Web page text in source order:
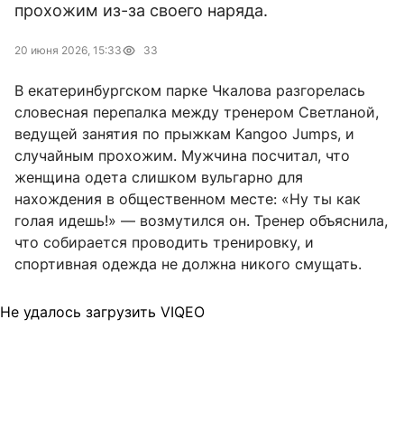
прохожим из-за своего наряда.
20 июня 2026, 15:33 33
В екатеринбургском парке Чкалова разгорелась
словесная перепалка между тренером Светланой,
ведущей занятия по прыжкам Kangoo Jumps, и
случайным прохожим. Мужчина посчитал, что
женщина одета слишком вульгарно для
нахождения в общественном месте: «Ну ты как
голая идешь!» — возмутился он. Тренер объяснила,
что собирается проводить тренировку, и
спортивная одежда не должна никого смущать.
Не удалось загрузить VIQEO